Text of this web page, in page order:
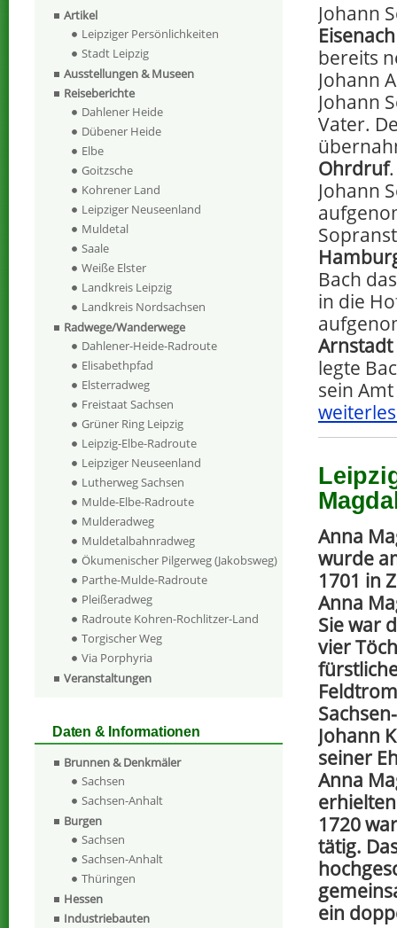
Johann
Eisenach
bereits
Johann
Johann
Vater.
Ohrdruf
Johann
Bach
in die
Arnstadt
legte
sein
Anna
wurde
1701 in
Anna
Sie war
vier
Johann
seiner
Anna
1720
tätig.
ein
Artikel
Leipziger Persönlichkeiten
Stadt Leipzig
Ausstellungen & Museen
Reiseberichte
Dahlener Heide
Dübener Heide
Elbe
Goitzsche
Kohrener Land
Leipziger Neuseenland
Muldetal
Saale
Weiße Elster
Landkreis Leipzig
Landkreis Nordsachsen
Radwege/Wanderwege
Dahlener-Heide-Radroute
Elisabethpfad
Elsterradweg
Freistaat Sachsen
Grüner Ring Leipzig
Leipzig-Elbe-Radroute
Leipziger Neuseenland
Lutherweg Sachsen
Mulde-Elbe-Radroute
Mulderadweg
Muldetalbahnradweg
Ökumenischer Pilgerweg (Jakobsweg)
Parthe-Mulde-Radroute
Pleißeradweg
Radroute Kohren-Rochlitzer-Land
Torgischer Weg
Via Porphyria
Veranstaltungen
Daten & Informationen
Brunnen & Denkmäler
Sachsen
Sachsen-Anhalt
Burgen
Sachsen
Sachsen-Anhalt
Thüringen
Hessen
Industriebauten